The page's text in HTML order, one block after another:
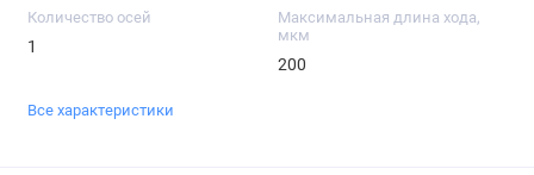
Количество осей
1
Максимальная длина хода,
мкм
200
Все характеристики